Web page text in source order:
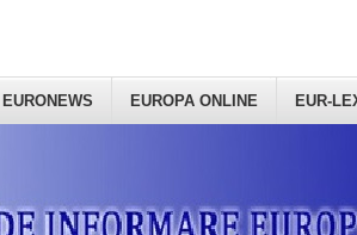
EURONEWS EUROPA ONLINE EUR-